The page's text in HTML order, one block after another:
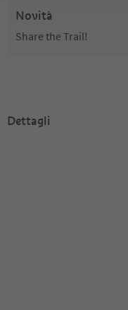
Novità
Share the Trail!
Dettagli